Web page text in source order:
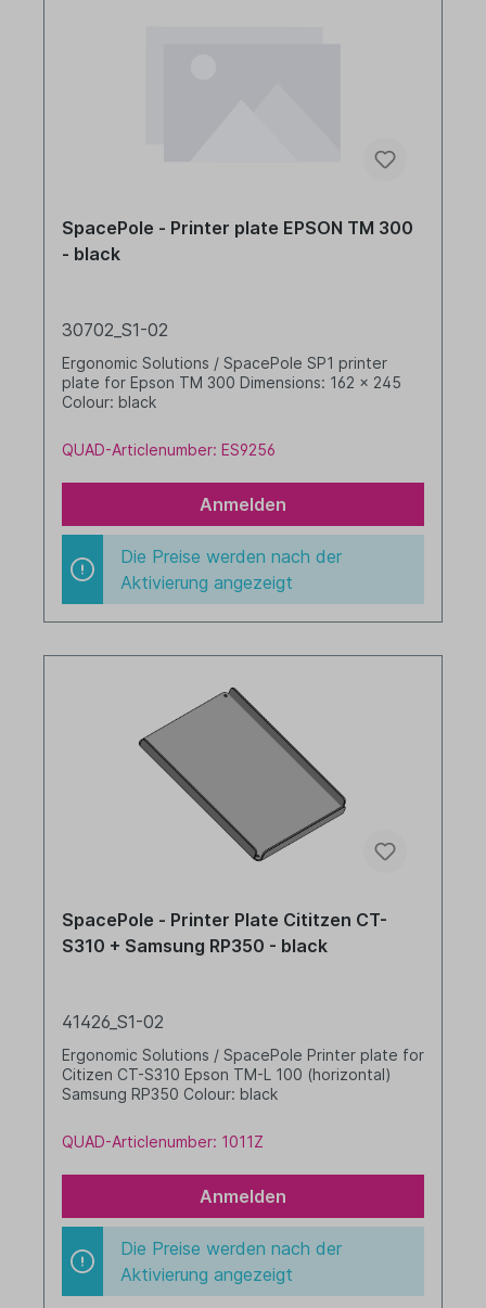
SpacePole - Printer plate EPSON TM 300
- black
30702_S1-02
Ergonomic Solutions / SpacePole SP1 printer
plate for Epson TM 300 Dimensions: 162 x 245
Colour: black
QUAD-Articlenumber: ES9256
Anmelden
Die Preise werden nach der
Aktivierung angezeigt
SpacePole - Printer Plate Cititzen CT-
S310 + Samsung RP350 - black
41426_S1-02
Ergonomic Solutions / SpacePole Printer plate for
Citizen CT-S310 Epson TM-L 100 (horizontal)
Samsung RP350 Colour: black
QUAD-Articlenumber: 1011Z
Anmelden
Die Preise werden nach der
Aktivierung angezeigt